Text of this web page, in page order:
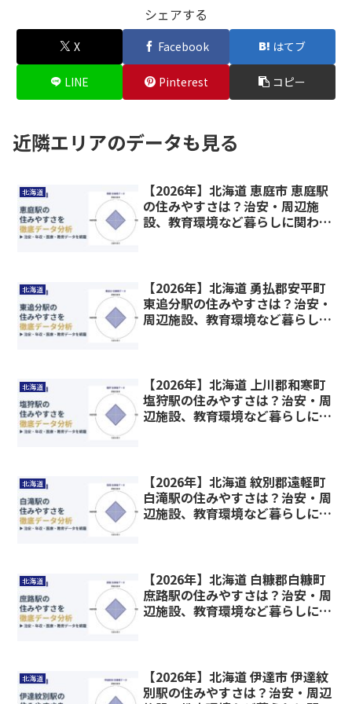
シェアする
X Facebook はてブ
LINE Pinterest コピー
近隣エリアのデータも見る
北海道
【2026年】北海道 恵庭市 恵庭駅
の住みやすさは？治安・周辺施
設、教育環境など暮らしに関わる
北海道
【2026年】北海道 勇払郡安平町
東追分駅の住みやすさは？治安・
周辺施設、教育環境など暮らしに
北海道
【2026年】北海道 上川郡和寒町
塩狩駅の住みやすさは？治安・周
辺施設、教育環境など暮らしに関
北海道
【2026年】北海道 紋別郡遠軽町
白滝駅の住みやすさは？治安・周
辺施設、教育環境など暮らしに関
北海道
【2026年】北海道 白糠郡白糠町
庶路駅の住みやすさは？治安・周
辺施設、教育環境など暮らしに関
北海道
【2026年】北海道 伊達市 伊達紋
別駅の住みやすさは？治安・周辺